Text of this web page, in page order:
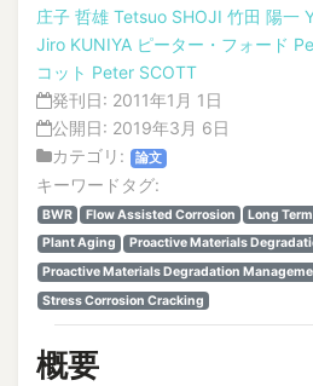
庄子 哲雄 Tetsuo SHOJI 竹田 陽一
Jiro KUNIYA ピーター・フォード
コット Peter SCOTT
発刊日: 2011年1月 1日
公開日: 2019年3月 6日
カテゴリ:
論文
キーワードタグ:
BWR Flow Assisted Corrosion Long
Plant Aging
Proactive Materials
Proactive Materials Degradation
Stress Corrosion Cracking
概要